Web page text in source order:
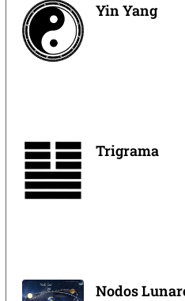
Yin Yang
Trigrama
Nodos